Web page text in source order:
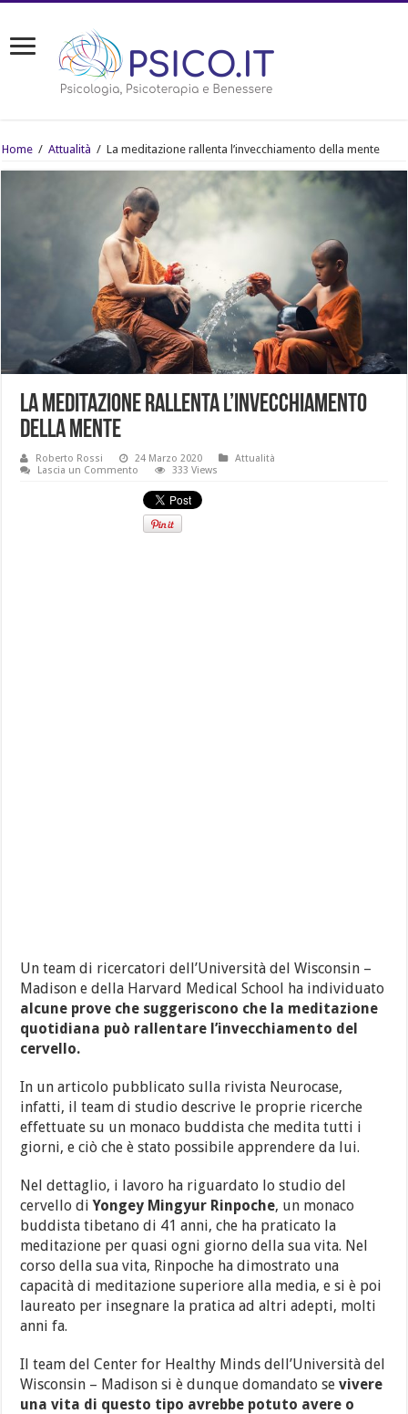
Home / Attualità / La meditazione rallenta l’invecchiamento della mente
La meditazione rallenta l’invecchiamento
della mente
Roberto Rossi 24 Marzo 2020
Attualità
Lascia un Commento
333 Views
Un team di ricercatori dell’Università del Wisconsin –
Madison e della Harvard Medical School ha individuato
alcune prove che suggeriscono che la meditazione
quotidiana può rallentare l’invecchiamento del
cervello.
In un articolo pubblicato sulla rivista Neurocase,
infatti, il team di studio descrive le proprie ricerche
effettuate su un monaco buddista che medita tutti i
giorni, e ciò che è stato possibile apprendere da lui.
Nel dettaglio, i lavoro ha riguardato lo studio del
cervello diYongey Mingyur Rinpoche, un monaco
buddista tibetano di 41 anni, che ha praticato la
meditazione per quasi ogni giorno della sua vita. Nel
corso della sua vita, Rinpoche ha dimostrato una
capacità di meditazione superiore alla media, e si è poi
laureato per insegnare la pratica ad altri adepti, molti
anni fa.
Il team del Center for Healthy Minds dell’Università del
Wisconsin – Madison si è dunque domandato sevivere
una vita di questo tipo avrebbe potuto avere o